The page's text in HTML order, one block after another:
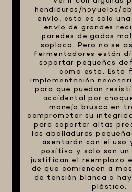
hendiduras/hoyuelos/
envío, esto es solo
envío de grandes
paredes delgadas
soplado. Pero no se
fermentadores están
soportar pequeñas
como esta. Esta
implementación
para que puedan
accidental por
manejo brusco en
comprometer su
para soportar altas
las abolladuras
asentarán con el uso
positiva y solo son un
justifican el reemplazo
de que comiencen a
de tensión blanca o
plástico.